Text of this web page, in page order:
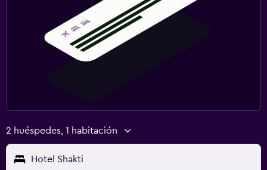
2 huéspedes, 1 habitación
Hotel Shakti